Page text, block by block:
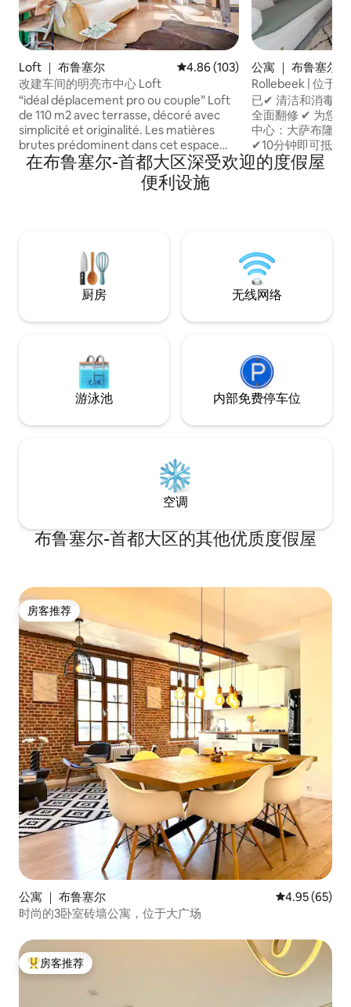
Loft ｜ 布鲁塞尔 平均评分 4.86 分（满分 5 分），
4.86 (103)
改建车间的明亮市中心 Loft
“idéal déplacement pro ou couple” Loft
de 110 m2 avec terrasse, décoré avec
simplicité et originalité. Les matières
brutes prédominent dans cet espace
lumineux orienté plein sud. Idéalement
situé dans le centre ville, point
stratégique entre la gare du midi, le
aiment arpenter la ville et découvrir ses
公寓 ｜ 布鲁塞尔
Rollebeek | 位于
号公寓
已✔ 清洁和消毒 ✔
全面翻修 ✔ 为您
中心：大萨布隆（
✔10分钟即可抵达
分钟车程，有公共交通 特色 自✔
离开 ✔ 无线网络+
厅……
在布鲁塞尔-首都大区深受欢迎的度假屋
便利设施
厨房 无线网络
游泳池 内部免费停车位
空调
布鲁塞尔-首都大区的其他优质度假屋
房客推荐
房客推荐
公寓 ｜ 布鲁塞尔 平均评分
4.95 (65)
时尚的3卧室砖墙公寓，位于大广场
热门「房客推荐」
房客推荐